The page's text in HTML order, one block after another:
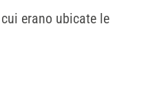
erano ubicate le